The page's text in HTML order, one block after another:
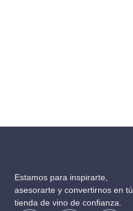
Estamos para inspirarte,
asesorarte y convertirnos en tú
tienda de vino de confianza.